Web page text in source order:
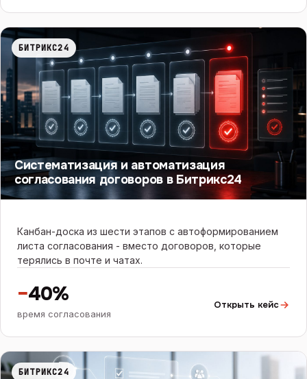
БИТРИКС24
Систематизация и автоматизация
согласования договоров в Битрикс24
Канбан-доска из шести этапов с автоформированием
листа согласования - вместо договоров, которые
терялись в почте и чатах.
−40%
время согласования
Открыть кейс
БИТРИКС24